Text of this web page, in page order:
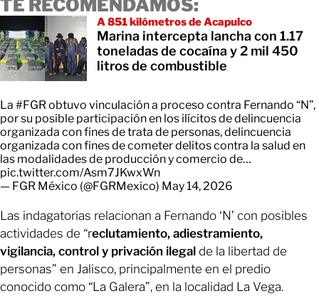
TE RECOMENDAMOS:
A 851 kilómetros de Acapulco
Marina intercepta lancha con 1.17
toneladas de cocaína y 2 mil 450
litros de combustible
La #FGRobtuvo vinculación a proceso contra Fernando “N”,
por su posible participación en los ilícitos de delincuencia
organizada con fines de trata de personas, delincuencia
organizada con fines de cometer delitos contra la salud en
las modalidades de producción y comercio de…
pic.twitter.com/Asm7JKwxWn
— FGR México (@FGRMexico) May 14, 2026
Las indagatorias relacionan a Fernando ‘N’ con posibles
actividades de “reclutamiento, adiestramiento,
vigilancia, control y privación ilegal de la libertad de
personas” en Jalisco, principalmente en el predio
conocido como “La Galera”, en la localidad La Vega.